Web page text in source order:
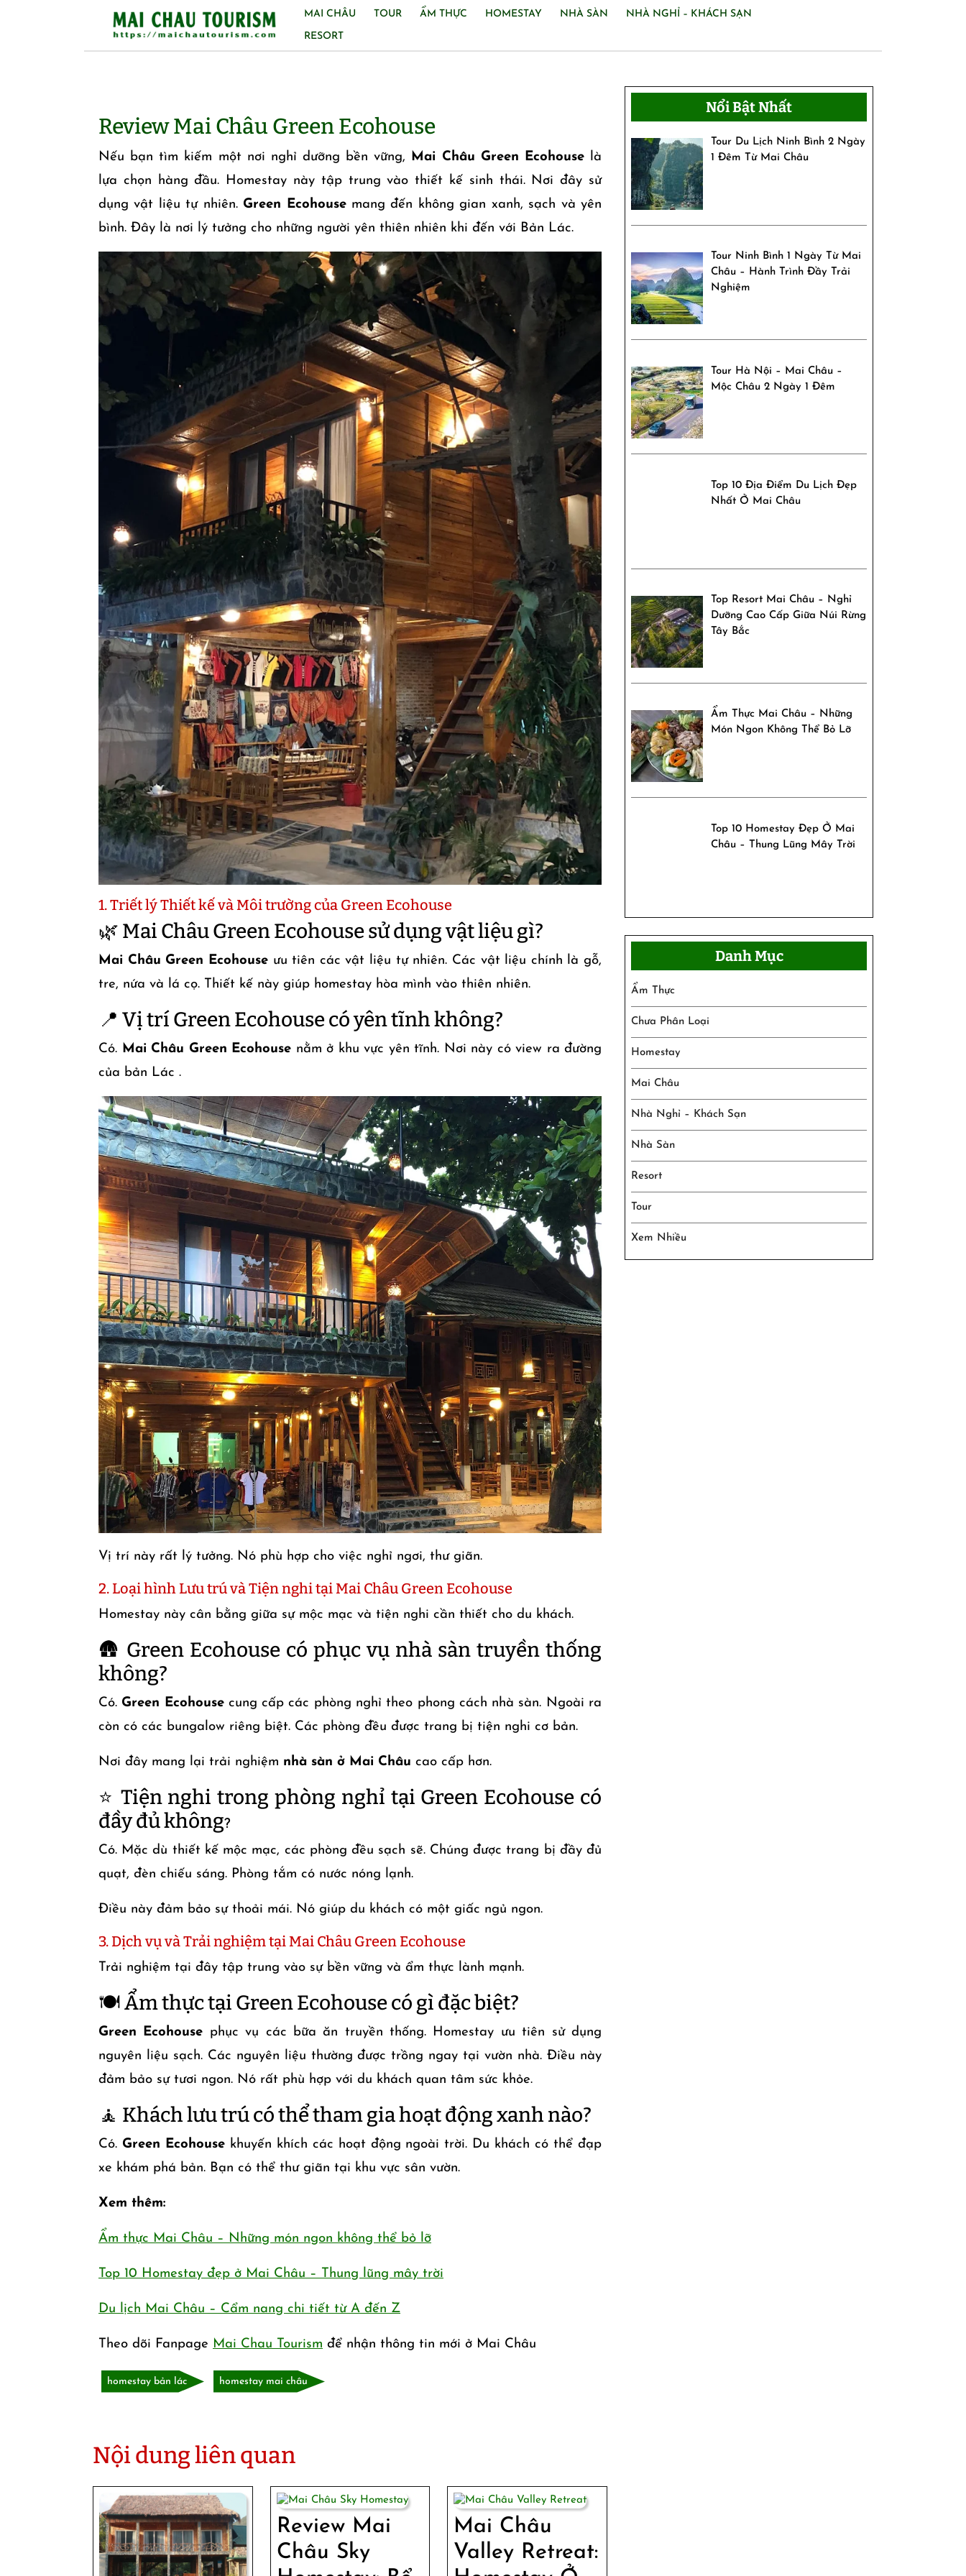
content
MAI CHÂU TOUR ẨM THỰC HOMESTAY NHÀ SÀN NHÀ NGHỈ – KHÁCH SẠN
RESORT
Review Mai Châu Green Ecohouse
Nếu bạn tìm kiếm một nơi nghỉ dưỡng bền vững, Mai Châu Green Ecohouselà
lựa chọn hàng đầu. Homestay này tập trung vào thiết kế sinh thái. Nơi đây sử
dụng vật liệu tự nhiên.Green Ecohousemang đến không gian xanh, sạch và yên
bình. Đây là nơi lý tưởng cho những người yên thiên nhiên khi đến với Bản Lác.
1. Triết lý Thiết kế và Môi trường của Green Ecohouse
🌿 Mai Châu Green Ecohouse sử dụng vật liệu gì?
Mai Châu Green Ecohouseưu tiên các vật liệu tự nhiên. Các vật liệu chính là gỗ,
tre, nứa và lá cọ. Thiết kế này giúp homestay hòa mình vào thiên nhiên.
📍 Vị trí Green Ecohouse có yên tĩnh không?
Có. Mai Châu Green Ecohouse nằm ở khu vực yên tĩnh. Nơi này có view ra đường
của bản Lác .
Vị trí này rất lý tưởng. Nó phù hợp cho việc nghỉ ngơi, thư giãn.
2. Loại hình Lưu trú và Tiện nghi tại Mai Châu Green Ecohouse
Homestay này cân bằng giữa sự mộc mạc và tiện nghi cần thiết cho du khách.
🛖 Green Ecohouse có phục vụ nhà sàn truyền thống
không?
Có. Green Ecohousecung cấp các phòng nghỉ theo phong cách nhà sàn. Ngoài ra
còn có các bungalow riêng biệt. Các phòng đều được trang bị tiện nghi cơ bản.
Nơi đây mang lại trải nghiệm nhà sàn ở Mai Châu cao cấp hơn.
⭐ Tiện nghi trong phòng nghỉ tại Green Ecohouse có
đầy đủ không?
Có. Mặc dù thiết kế mộc mạc, các phòng đều sạch sẽ. Chúng được trang bị đầy đủ
quạt, đèn chiếu sáng. Phòng tắm có nước nóng lạnh.
Điều này đảm bảo sự thoải mái. Nó giúp du khách có một giấc ngủ ngon.
3. Dịch vụ và Trải nghiệm tại Mai Châu Green Ecohouse
Trải nghiệm tại đây tập trung vào sự bền vững và ẩm thực lành mạnh.
🍽️ Ẩm thực tại Green Ecohouse có gì đặc biệt?
Green Ecohouse phục vụ các bữa ăn truyền thống. Homestay ưu tiên sử dụng
nguyên liệu sạch. Các nguyên liệu thường được trồng ngay tại vườn nhà.Điều này
đảm bảo sự tươi ngon. Nó rất phù hợp với du khách quan tâm sức khỏe.
🧘 Khách lưu trú có thể tham gia hoạt động xanh nào?
Có. Green Ecohousekhuyến khích các hoạt động ngoài trời. Du khách có thể đạp
xe khám phá bản. Bạn có thể thư giãn tại khu vực sân vườn.
Xem thêm:
Ẩm thực Mai Châu – Những món ngon không thể bỏ lỡ
Top 10 Homestay đẹp ở Mai Châu – Thung lũng mây trời
Du lịch Mai Châu – Cẩm nang chi tiết từ A đến Z
Theo dõi Fanpage Mai Chau Tourism để nhận thông tin mới ở Mai Châu
homestay bản lác homestay mai châu
Nội dung liên quan
Review Mai
Châu Sky
Mai Châu
Valley Retreat:
Nổi Bật Nhất
Tour Du Lịch Ninh Bình 2 Ngày
1 Đêm Từ Mai Châu
Tour Ninh Bình 1 Ngày Từ Mai
Châu – Hành Trình Đầy Trải
Nghiệm
Tour Hà Nội – Mai Châu –
Mộc Châu 2 Ngày 1 Đêm
Top 10 Địa Điểm Du Lịch Đẹp
Nhất Ở Mai Châu
Top Resort Mai Châu – Nghỉ
Dưỡng Cao Cấp Giữa Núi Rừng
Tây Bắc
Ẩm Thực Mai Châu – Những
Món Ngon Không Thể Bỏ Lỡ
Top 10 Homestay Đẹp Ở Mai
Châu – Thung Lũng Mây Trời
Danh Mục
Ẩm Thực
Chưa Phân Loại
Homestay
Mai Châu
Nhà Nghỉ – Khách Sạn
Nhà Sàn
Resort
Tour
Xem Nhiều